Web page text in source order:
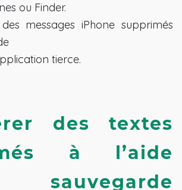
ou Finder.
messages iPhone supprimés
tierce.
des textes
à l’aide
sauvegarde